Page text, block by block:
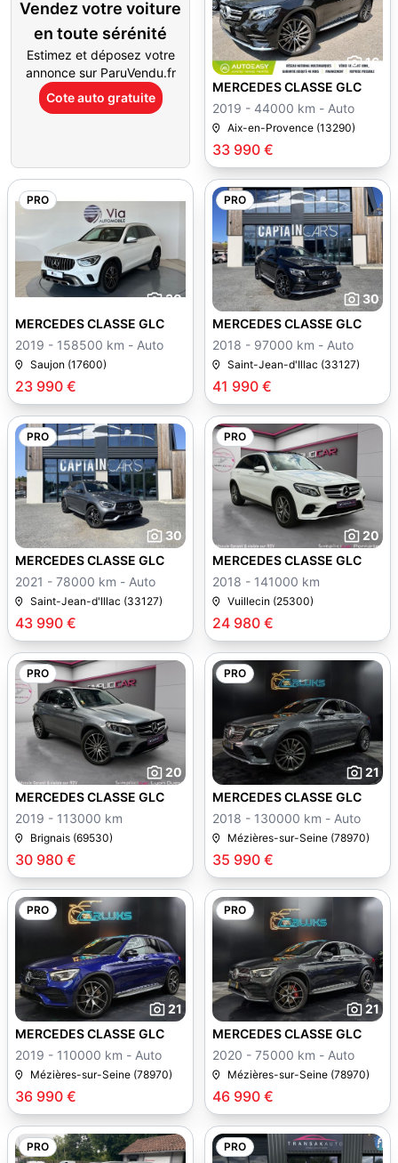
Vendez votre voiture
en toute sérénité
Estimez et déposez votre
annonce sur ParuVendu.fr
Cote auto gratuite
16
33 990 €
MERCEDES CLASSE GLC
2019 - 44000 km - Auto
Aix-en-Provence (13290)
PRO
30
23 990 €
MERCEDES CLASSE GLC
2019 - 158500 km - Auto
Saujon (17600)
PRO
30
41 990 €
MERCEDES CLASSE GLC
2018 - 97000 km - Auto
Saint-Jean-d'Illac (33127)
PRO
30
43 990 €
MERCEDES CLASSE GLC
2021 - 78000 km - Auto
Saint-Jean-d'Illac (33127)
PRO
20
24 980 €
MERCEDES CLASSE GLC
2018 - 141000 km
Vuillecin (25300)
PRO
20
30 980 €
MERCEDES CLASSE GLC
2019 - 113000 km
Brignais (69530)
PRO
21
35 990 €
MERCEDES CLASSE GLC
2018 - 130000 km - Auto
Mézières-sur-Seine (78970)
PRO
21
36 990 €
MERCEDES CLASSE GLC
2019 - 110000 km - Auto
Mézières-sur-Seine (78970)
PRO
21
46 990 €
MERCEDES CLASSE GLC
2020 - 75000 km - Auto
Mézières-sur-Seine (78970)
PRO PRO